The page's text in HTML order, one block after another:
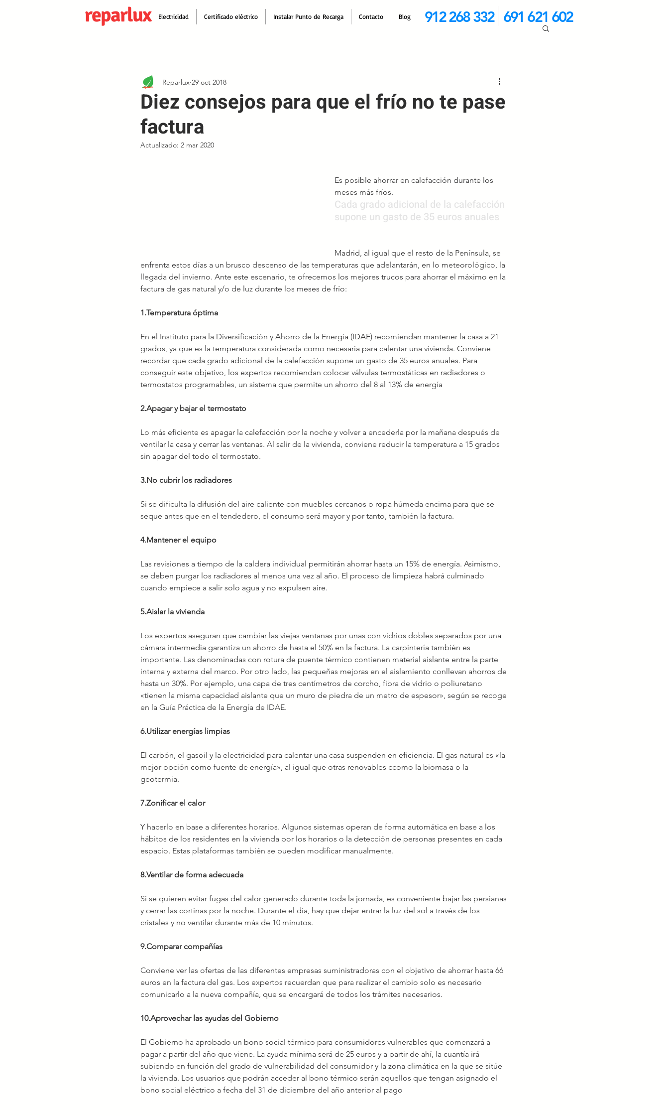
reparlux Electricidad Certificado eléctrico Instalar Punto de Recarga Contacto Blog 912 268 332 691 621 602
Diez consejos para que el frío no te pase
factura
Reparlux 29 oct 2018
Actualizado: 2 mar 2020
Es posible ahorrar en calefacción durante los
meses más fríos.
Cada grado adicional de la calefacción
supone un gasto de 35 euros anuales
Madrid, al igual que el resto de la Península, se
enfrenta estos días a un brusco descenso de las temperaturas que adelantarán, en lo meteorológico, la
llegada del invierno. Ante este escenario, te ofrecemos los mejores trucos para ahorrar el máximo en la
factura de gas natural y/o de luz durante los meses de frío:
1.Temperatura óptima
En el Instituto para la Diversificación y Ahorro de la Energía (IDAE) recomiendan mantener la casa a 21
grados, ya que es la temperatura considerada como necesaria para calentar una vivienda. Conviene
recordar que cada grado adicional de la calefacción supone un gasto de 35 euros anuales. Para
conseguir este objetivo, los expertos recomiendan colocar válvulas termostáticas en radiadores o
termostatos programables, un sistema que permite un ahorro del 8 al 13% de energía
2.Apagar y bajar el termostato
Lo más eficiente es apagar la calefacción por la noche y volver a encederla por la mañana después de
ventilar la casa y cerrar las ventanas. Al salir de la vivienda, conviene reducir la temperatura a 15 grados
sin apagar del todo el termostato.
3.No cubrir los radiadores
Si se dificulta la difusión del aire caliente con muebles cercanos o ropa húmeda encima para que se
seque antes que en el tendedero, el consumo será mayor y por tanto, también la factura.
4.Mantener el equipo
Las revisiones a tiempo de la caldera individual permitirán ahorrar hasta un 15% de energía. Asimismo,
se deben purgar los radiadores al menos una vez al año. El proceso de limpieza habrá culminado
cuando empiece a salir solo agua y no expulsen aire.
5.Aislar la vivienda
Los expertos aseguran que cambiar las viejas ventanas por unas con vidrios dobles separados por una
cámara intermedia garantiza un ahorro de hasta el 50% en la factura. La carpintería también es
importante. Las denominadas con rotura de puente térmico contienen material aislante entre la parte
interna y externa del marco. Por otro lado, las pequeñas mejoras en el aislamiento conllevan ahorros de
hasta un 30%. Por ejemplo, una capa de tres centímetros de corcho, fibra de vidrio o poliuretano
«tienen la misma capacidad aislante que un muro de piedra de un metro de espesor», según se recoge
en la Guía Práctica de la Energía de IDAE.
6.Utilizar energías limpias
El carbón, el gasoil y la electricidad para calentar una casa suspenden en eficiencia. El gas natural es «la
mejor opción como fuente de energía», al igual que otras renovables ccomo la biomasa o la
geotermia.
7.Zonificar el calor
Y hacerlo en base a diferentes horarios. Algunos sistemas operan de forma automática en base a los
hábitos de los residentes en la vivienda por los horarios o la detección de personas presentes en cada
espacio. Estas plataformas también se pueden modificar manualmente.
8.Ventilar de forma adecuada
Si se quieren evitar fugas del calor generado durante toda la jornada, es conveniente bajar las persianas
y cerrar las cortinas por la noche. Durante el día, hay que dejar entrar la luz del sol a través de los
cristales y no ventilar durante más de 10 minutos.
9.Comparar compañías
Conviene ver las ofertas de las diferentes empresas suministradoras con el objetivo de ahorrar hasta 66
euros en la factura del gas. Los expertos recuerdan que para realizar el cambio solo es necesario
comunicarlo a la nueva compañía, que se encargará de todos los trámites necesarios.
10.Aprovechar las ayudas del Gobierno
El Gobierno ha aprobado un bono social térmico para consumidores vulnerables que comenzará a
pagar a partir del año que viene. La ayuda mínima será de 25 euros y a partir de ahí, la cuantía irá
subiendo en función del grado de vulnerabilidad del consumidor y la zona climática en la que se sitúe
la vivienda. Los usuarios que podrán acceder al bono térmico serán aquellos que tengan asignado el
bono social eléctrico a fecha del 31 de diciembre del año anterior al pago